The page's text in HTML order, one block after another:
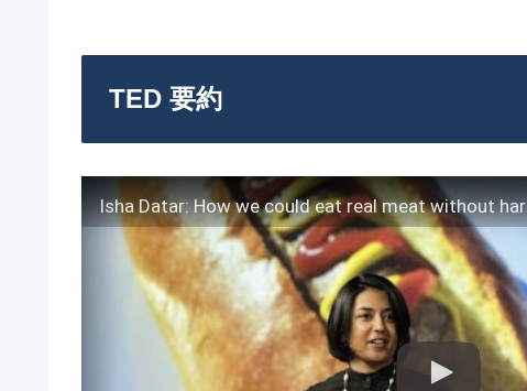
TED 要約
Isha Datar: How we could eat real meat without